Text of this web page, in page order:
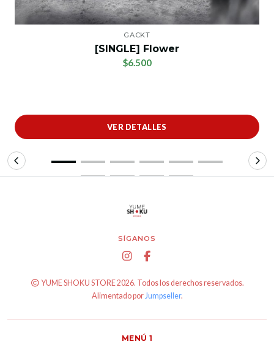
GACKT
[SINGLE] Flower
$6.500
VER DETALLES
SÍGANOS
YUME SHOKU STORE 2026. Todos los derechos reservados.
Alimentado porJumpseller.
MENÚ 1